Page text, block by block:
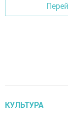
КУЛЬТУРА